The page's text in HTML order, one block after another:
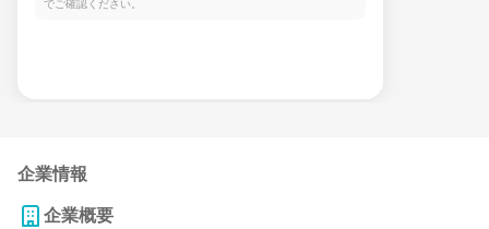
でご確認ください。
企業情報
企業概要